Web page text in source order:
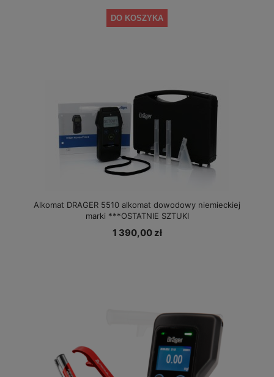
DO KOSZYKA
Alkomat DRAGER 5510 alkomat dowodowy niemieckiej
marki ***OSTATNIE SZTUKI
1 390,00 zł